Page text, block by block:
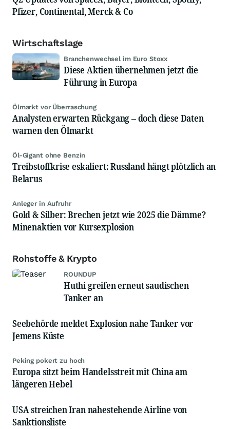
Pfizer, Continental, Merck & Co
Wirtschaftslage
Branchenwechsel im Euro Stoxx
Diese Aktien übernehmen jetzt die
Führung in Europa
Ölmarkt vor Überraschung
Analysten erwarten Rückgang – doch diese Daten
warnen den Ölmarkt
Öl-Gigant ohne Benzin
Treibstoffkrise eskaliert: Russland hängt plötzlich an
Belarus
Anleger in Aufruhr
Gold & Silber: Brechen jetzt wie 2025 die Dämme?
Minenaktien vor Kursexplosion
Rohstoffe & Krypto
ROUNDUP
Huthi greifen erneut saudischen
Tanker an
Seebehörde meldet Explosion nahe Tanker vor
Jemens Küste
Peking pokert zu hoch
Europa sitzt beim Handelsstreit mit China am
längeren Hebel
USA streichen Iran nahestehende Airline von
Sanktionsliste